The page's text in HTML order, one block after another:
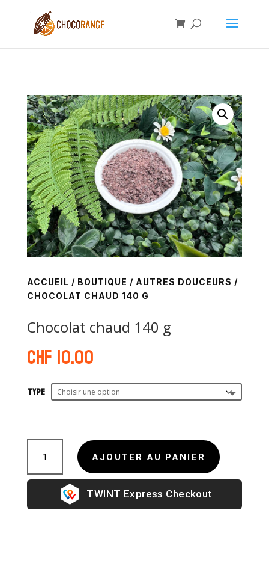
ACCUEIL / BOUTIQUE / AUTRES DOUCEURS /
CHOCOLAT CHAUD 140 G
Chocolat chaud 140 g
CHF10.00
Type
quantité
Chocolat
chaud
g
AJOUTER AU PANIER
Express Checkout